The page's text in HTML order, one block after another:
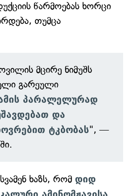
წარმოებას ხორცი
თუმცა
მცირე ნიმუშს
გარეული
პარალელურად
და
ტკბობას", —
ხაზს, რომ დიდ